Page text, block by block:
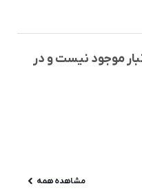
موجود نیست و در
مشاهده همه